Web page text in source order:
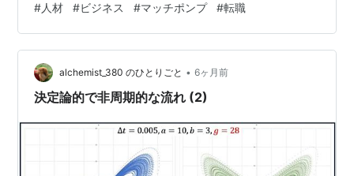
就職できる状態です。 静かな退職、退職代行、モーム
リ・・・。 すぐに、やめちゃいます。 そんな中、好調な
のが人材ビジネス業界。 景気が良さそうです。 新卒一人
を採用するための費用は、約８０万円と言われていま
す。 広告費、ＳＮＳ費、面接費など多大なコストがかか
#人材 #ビジネス #マッチポンプ #転職
alchemist_380 のひとりごと • 6ヶ月前
決定論的で非周期的な流れ (2)